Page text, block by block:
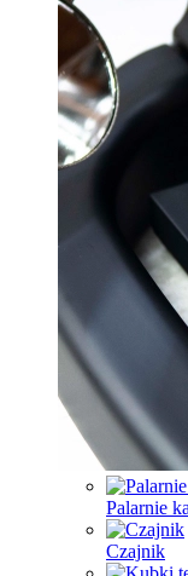
Palarnie
Czajnik